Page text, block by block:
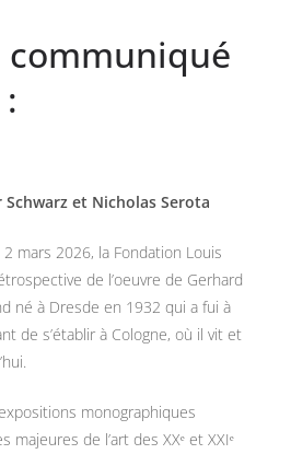
communiqué
et Nicholas Serota
mars 2026, la Fondation Louis
de l’oeuvre de Gerhard
né à Dresde en 1932 qui a fui à
de s’établir à Cologne, où il vit et
monographiques
majeures de l’art des XXᵉ et XXIᵉ